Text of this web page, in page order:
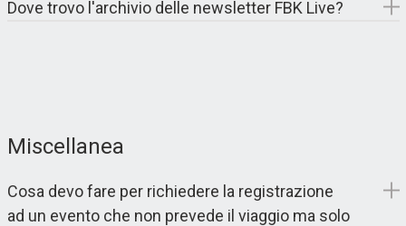
Dove trovo l'archivio delle newsletter FBK Live?
Miscellanea
Cosa devo fare per richiedere la registrazione
ad un evento che non prevede il viaggio ma solo